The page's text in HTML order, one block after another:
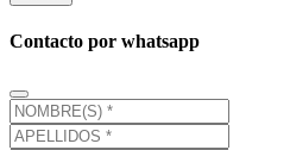
Contacto por whatsapp